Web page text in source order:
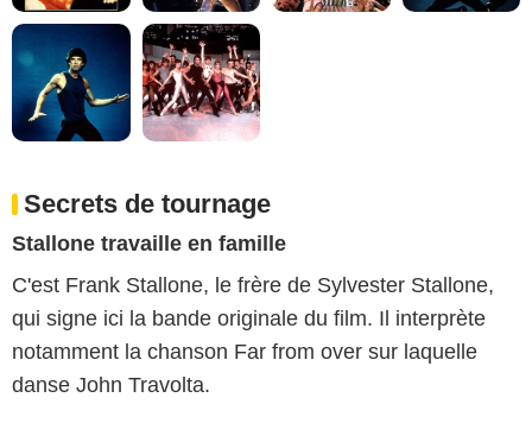
Secrets de tournage
Stallone travaille en famille
C'est Frank Stallone, le frère de Sylvester Stallone,
qui signe ici la bande originale du film. Il interprète
notamment la chanson Far from over sur laquelle
danse John Travolta.